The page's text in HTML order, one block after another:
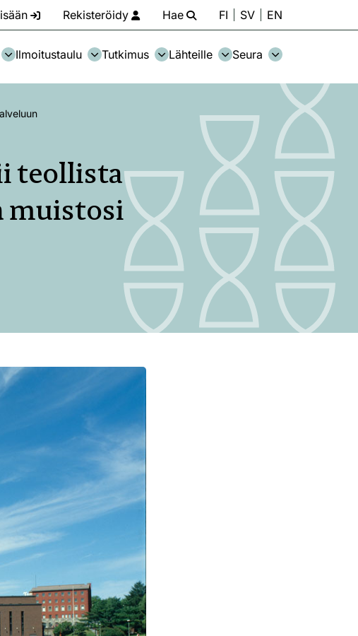
Rekisteröidy Hae FI SV EN
Ilmoitustaulu Tutkimus Lähteille Seura
teollista
muistosi